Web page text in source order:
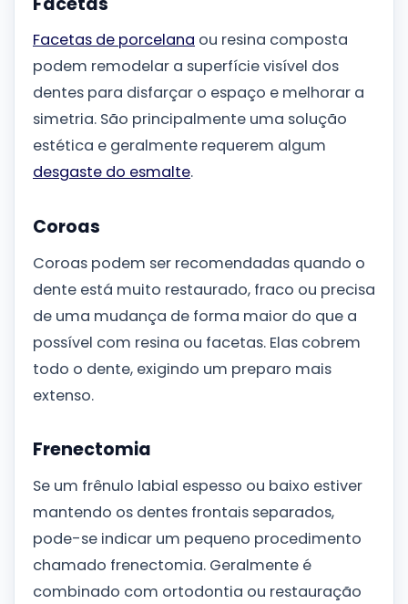
Facetas de porcelana ou resina composta
podem remodelar a superfície visível dos
dentes para disfarçar o espaço e melhorar a
simetria. São principalmente uma solução
estética e geralmente requerem algum
desgaste do esmalte.
Coroas
Coroas podem ser recomendadas quando o
dente está muito restaurado, fraco ou precisa
de uma mudança de forma maior do que a
possível com resina ou facetas. Elas cobrem
todo o dente, exigindo um preparo mais
extenso.
Frenectomia
Se um frênulo labial espesso ou baixo estiver
mantendo os dentes frontais separados,
pode-se indicar um pequeno procedimento
chamado frenectomia. Geralmente é
combinado com ortodontia ou restauração